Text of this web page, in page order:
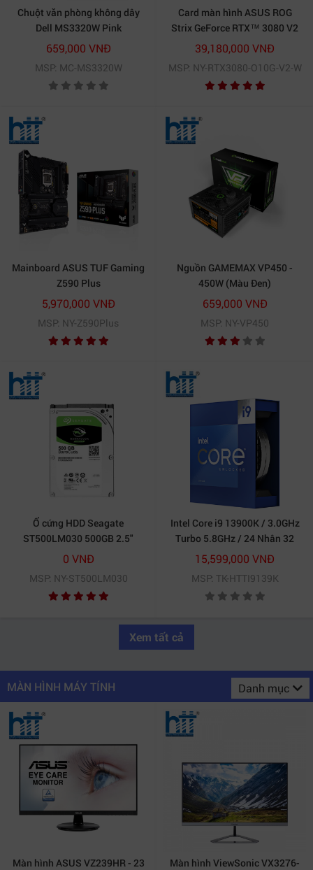
Chuột văn phòng không dây
Dell MS3320W Pink
659,000 VNĐ
MSP: MC-MS3320W
Card màn hình ASUS ROG
Strix GeForce RTX™ 3080 V2
White OC Edition 10GB
GDDR6X (ROG-STRIX-
RTX3080-O10G-V2-WHITE)
39,180,000 VNĐ
MSP: NY-RTX3080-O10G-V2-W
Mainboard ASUS TUF Gaming
Z590 Plus
5,970,000 VNĐ
MSP: NY-Z590Plus
Nguồn GAMEMAX VP450 -
450W (Màu Đen)
659,000 VNĐ
MSP: NY-VP450
Ổ cứng HDD Seagate
ST500LM030 500GB 2.5"
SATA 3 - ST500LM030
0 VNĐ
MSP: NY-ST500LM030
Intel Core i9 13900K / 3.0GHz
Turbo 5.8GHz / 24 Nhân 32
Luồng / 36MB / LGA 1700
15,599,000 VNĐ
MSP: TK-HTTI9139K
Xem tất cả
MÀN HÌNH MÁY TÍNH Danh mục
Màn hình ASUS VZ239HR - 23
Màn hình ViewSonic VX3276-